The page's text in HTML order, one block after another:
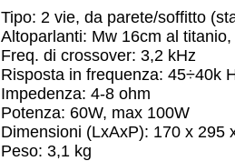
Tipo: 2 vie, da parete/soffitto
Altoparlanti: Mw 16cm al
Freq. di crossover: 3,2 kHz
Risposta in frequenza: 45÷40k
Impedenza: 4-8 ohm
Potenza: 60W, max 100W
Dimensioni (LxAxP): 170 x 295
Peso: 3,1 kg